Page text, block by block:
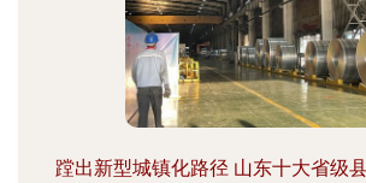
蹚出新型城镇化路径 山东十大省级